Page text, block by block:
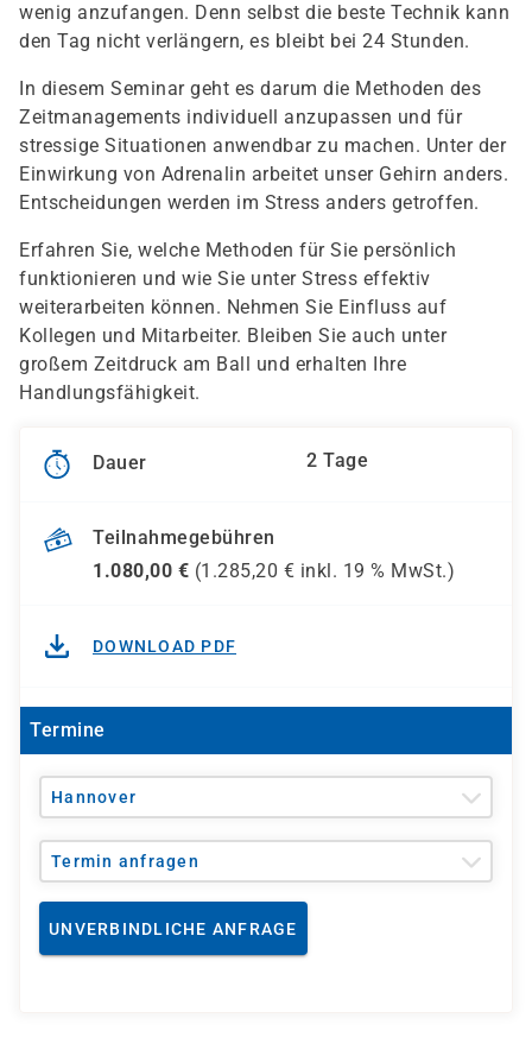
wenig anzufangen. Denn selbst die beste Technik kann
den Tag nicht verlängern, es bleibt bei 24 Stunden.
In diesem Seminar geht es darum die Methoden des
Zeitmanagements individuell anzupassen und für
stressige Situationen anwendbar zu machen. Unter der
Einwirkung von Adrenalin arbeitet unser Gehirn anders.
Entscheidungen werden im Stress anders getroffen.
Erfahren Sie, welche Methoden für Sie persönlich
funktionieren und wie Sie unter Stress effektiv
weiterarbeiten können. Nehmen Sie Einfluss auf
Kollegen und Mitarbeiter. Bleiben Sie auch unter
großem Zeitdruck am Ball und erhalten Ihre
Handlungsfähigkeit.
Dauer 2 Tage
Teilnahmegebühren
1.080,00 € (1.285,20 € inkl. 19 % MwSt.)
DOWNLOAD PDF
Termine
Hannover
Termin anfragen
UNVERBINDLICHE ANFRAGE